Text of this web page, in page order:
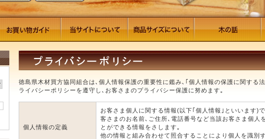
徳島県木材買方協同組合は､個人情報保護の重要性に鑑み､｢個人情報の保護に関する
ライバシーポリシーを遵守し､お客さまのプライバシー保護に努めます｡
個人情報の定義
お客さま個人に関する情報(以下｢個人情報｣といいます)
客さまのお名前､ご住所､電話番号など当該お客さま個人
とができる情報をさします｡
他の情報と組み合わせて照合することにより個人を識別